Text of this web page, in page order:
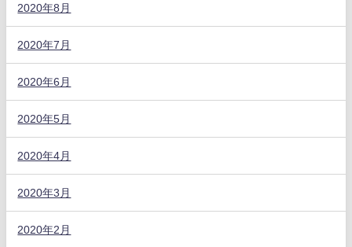
2020年8月
2020年7月
2020年6月
2020年5月
2020年4月
2020年3月
2020年2月